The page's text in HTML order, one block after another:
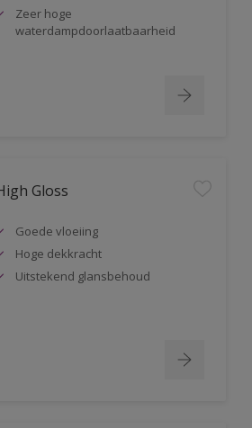
Zeer hoge
waterdampdoorlaatbaarheid
Gloss
Goede vloeiing
Hoge dekkracht
Uitstekend glansbehoud